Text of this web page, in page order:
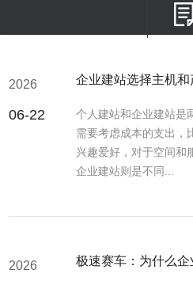
2026
06-22
企业建站选择主机
个人建站和企业建站是
需要考虑成本的支出，
兴趣爱好，对于空间和
企业建站则是不同...
2026 极速赛车：为什么